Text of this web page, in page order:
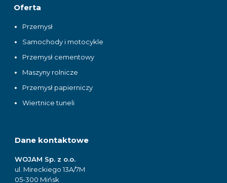
Oferta
Przemysł
Samochody i motocykle
Przemysł cementowy
Maszyny rolnicze
Przemysł papierniczy
Wiertnice tuneli
Dane kontaktowe
WOJAM Sp. z o.o.
ul. Mireckiego 13A/7M
05-300 Mińsk